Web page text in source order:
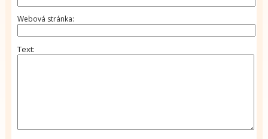
Webová stránka
Text